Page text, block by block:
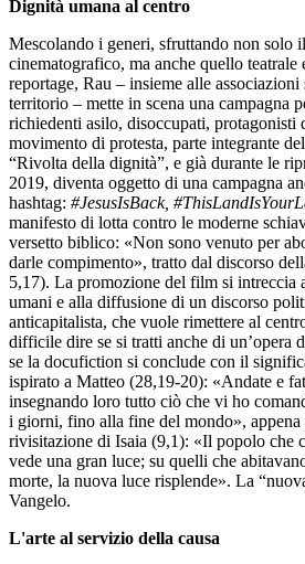
Dignità umana al centro
Mescolando i generi, sfruttando non solo
cinematografico, ma anche quello teatrale
reportage, Rau – insieme alle
territorio – mette in scena una campagna
richiedenti asilo, disoccupati, protagonisti
movimento di protesta, parte integrante
“Rivolta della dignità”, e già durante le
2019, diventa oggetto di una campagna
hashtag: #JesusIsBack,
manifesto di lotta contro le moderne
versetto biblico: «Non sono venuto per
darle compimento», tratto dal discorso
5,17). La promozione del film si intreccia
umani e alla diffusione di un discorso
anticapitalista, che vuole rimettere al
difficile dire se si tratti anche di un’opera
se la docufiction si conclude con il
ispirato a Matteo (28,19-20): «Andate e
insegnando loro tutto ciò che vi ho
i giorni, fino alla fine del mondo», appena
rivisitazione di Isaia (9,1): «Il popolo che
vede una gran luce; su quelli che
morte, la nuova luce risplende». La
Vangelo.
L'arte al servizio della causa